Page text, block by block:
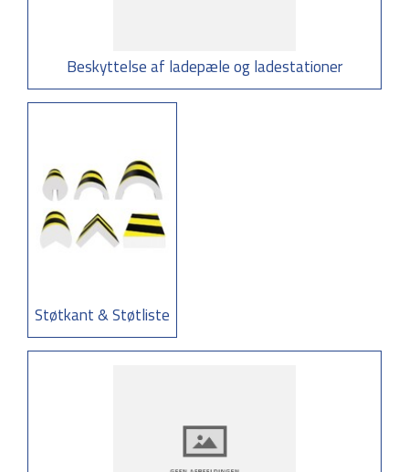
Beskyttelse af ladepæle og ladestationer
Støtkant & Støtliste